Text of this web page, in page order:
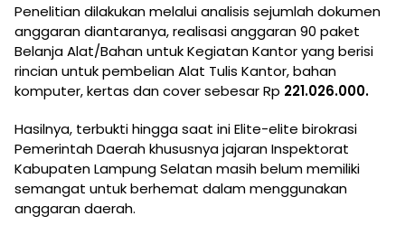
Penelitian dilakukan melalui analisis sejumlah dokumen
anggaran diantaranya, realisasi anggaran 90 paket
Belanja Alat/Bahan untuk Kegiatan Kantor yang berisi
rincian untuk pembelian Alat Tulis Kantor, bahan
komputer, kertas dan cover sebesar Rp 221.026.000.
Hasilnya, terbukti hingga saat ini Elite-elite birokrasi
Pemerintah Daerah khususnya jajaran Inspektorat
Kabupaten Lampung Selatan masih belum memiliki
semangat untuk berhemat dalam menggunakan
anggaran daerah.